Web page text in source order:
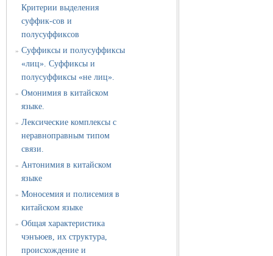
Критерии выделения
суффик-сов и
полусуффиксов
» Суффиксы и полусуффиксы
«лиц». Суффиксы и
полусуффиксы «не лиц».
» Омонимия в китайском
языке.
» Лексические комплексы с
неравноправным типом
связи.
» Антонимия в китайском
языке
» Моносемия и полисемия в
китайском языке
» Общая характеристика
чэнъюев, их структура,
происхождение и